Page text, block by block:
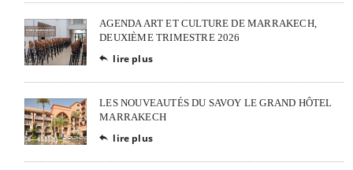
AGENDA ART ET CULTURE DE MARRAKECH,
DEUXIÈME TRIMESTRE 2026
 lire plus
LES NOUVEAUTÉS DU SAVOY LE GRAND HÔTEL
MARRAKECH
 lire plus